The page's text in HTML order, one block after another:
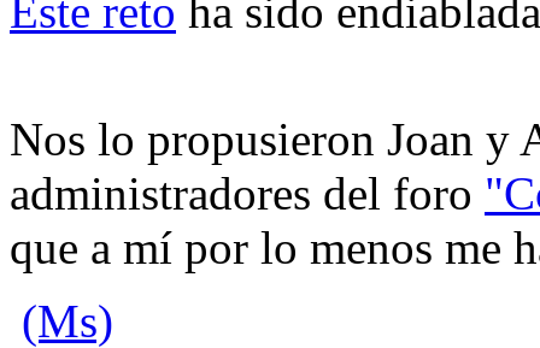
Este reto ha sido
Nos lo propusieron Joan y
administradores del foro
que a mí por lo menos me
(Ms)